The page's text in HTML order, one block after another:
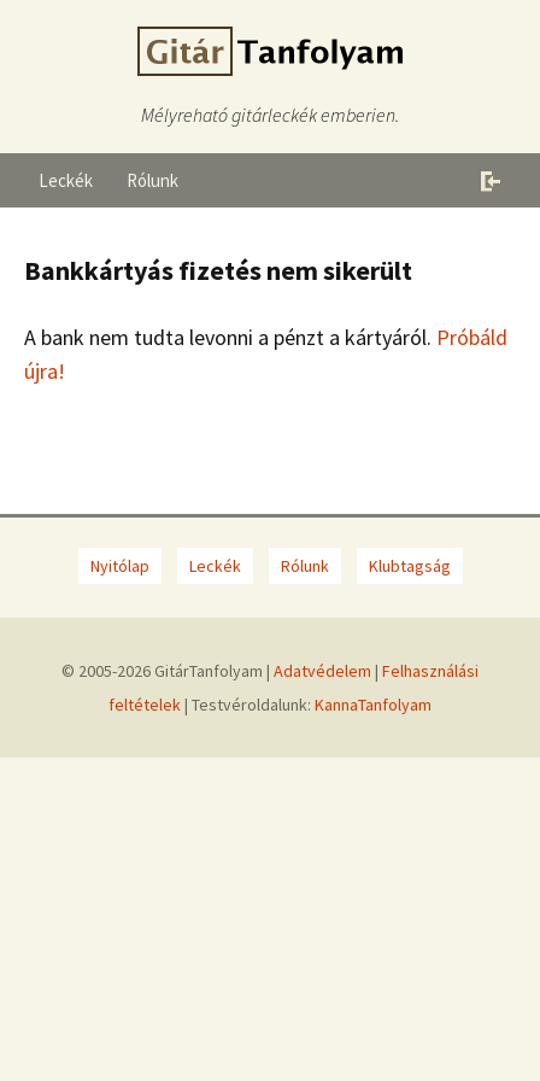
Mélyreható gitárleckék emberien.
Leckék Rólunk
Bankkártyás fizetés nem sikerült
A bank nem tudta levonni a pénzt a kártyáról. Próbáld
újra!
Nyitólap Leckék Rólunk Klubtagság
© 2005-2026 GitárTanfolyam | Adatvédelem | Felhasználási
feltételek| Testvéroldalunk: KannaTanfolyam